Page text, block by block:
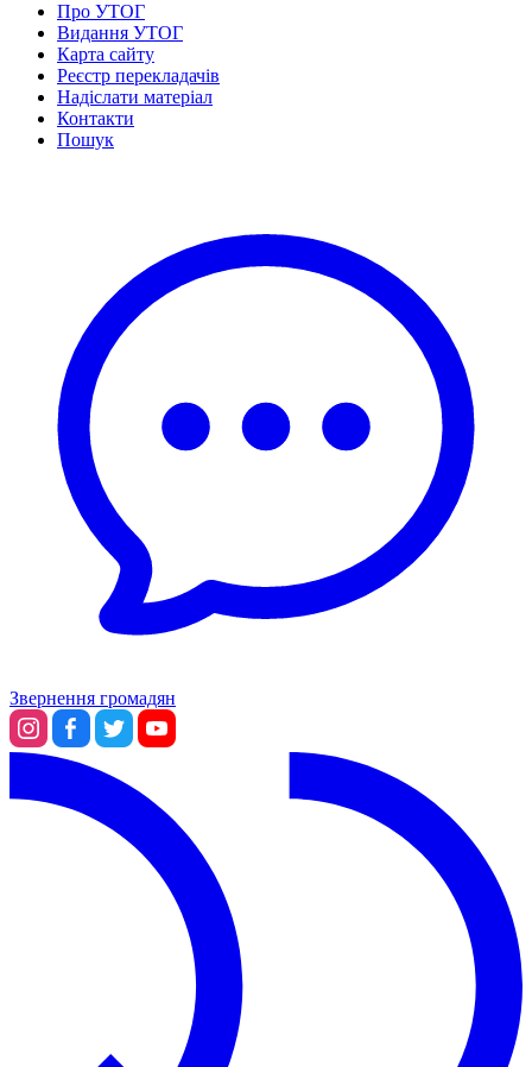
Статут УТОГ
Нормативна база УТОГ
Конвенція ООН
Законодавство
Декларації
Документи ВФГ
Міжнародні документи
Про УТОГ
Видання УТОГ
Карта сайту
Реєстр перекладачів
Надіслати матеріал
Контакти
Пошук
Звернення громадян